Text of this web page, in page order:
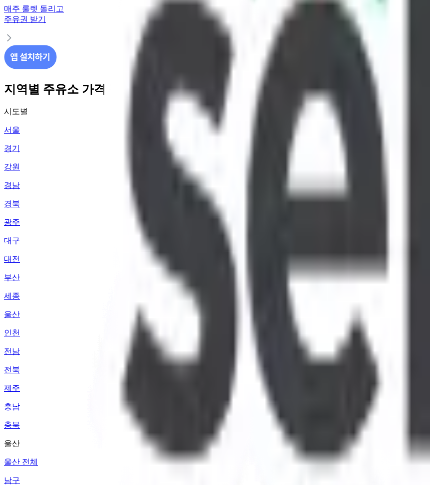
매주 룰렛 돌리고
주유권 받기
지역별 주유소 가격 정보
시도별
서울
경기
강원
경남
경북
광주
대구
대전
부산
세종
울산
인천
전남
전북
제주
충남
충북
울산
울산 전체
남구